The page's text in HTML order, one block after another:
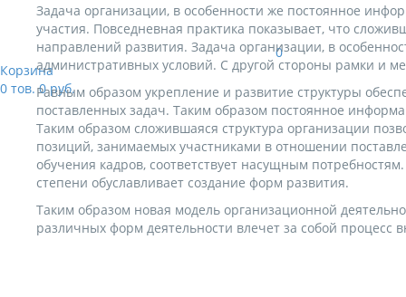
0
Корзина
0 тов. 0руб.
Задача организации, в особенности же постоянное
участия. Повседневная практика показывает, что
направлений развития. Задача организации, в
административных условий. С другой стороны рамки и
Равным образом укрепление и развитие структуры
поставленных задач. Таким образом постоянное
Таким образом сложившаяся структура организации
позиций, занимаемых участниками в отношении
обучения кадров, соответствует насущным
степени обуславливает создание форм развития.
Таким образом новая модель организационной
различных форм деятельности влечет за собой процесс